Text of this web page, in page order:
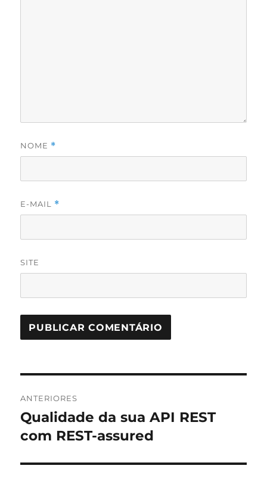
NOME *
E-MAIL *
SITE
de
Post
ANTERIORES
Post
anterior:
Qualidade da sua API REST
com REST-assured